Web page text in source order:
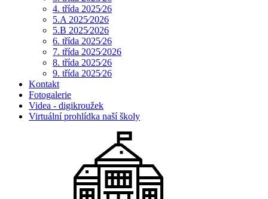
4. třída 2025⁄26
5.A 2025⁄2026
5.B 2025⁄2026
6. třída 2025⁄26
7. třída 2025⁄2026
8. třída 2025⁄26
9. třída 2025⁄26
Kontakt
Fotogalerie
Videa - digikroužek
Virtuální prohlídka naší školy